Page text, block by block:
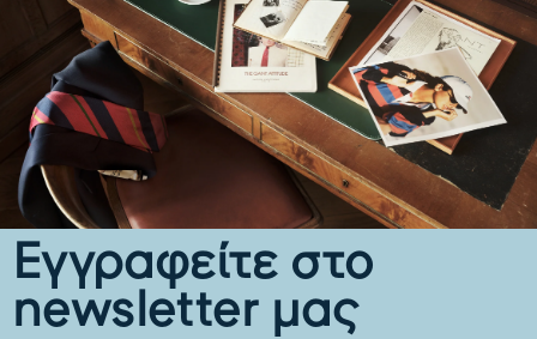
Εγγραφείτε στο
newsletter μας